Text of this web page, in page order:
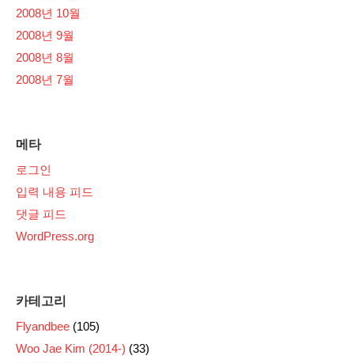
2008년 10월
2008년 9월
2008년 8월
2008년 7월
메타
로그인
입력 내용 피드
댓글 피드
WordPress.org
카테고리
Flyandbee (105)
Woo Jae Kim (2014-) (33)